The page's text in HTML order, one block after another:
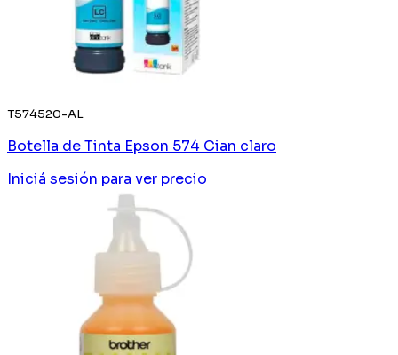
T574520-AL
Botella de Tinta Epson 574 Cian claro
Iniciá sesión para ver precio